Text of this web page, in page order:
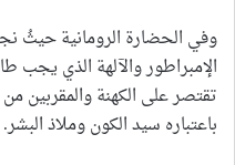
وفي الحضارة الرومانية حيثُ
الإمبراطور والآلهة الذي يجب
تقتصر على الكهنة والمقربين
باعتباره سيد الكون وملاذ البشر.